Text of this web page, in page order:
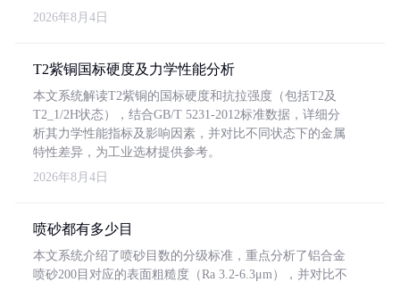
2026年8月4日
T2紫铜国标硬度及力学性能分析
本文系统解读T2紫铜的国标硬度和抗拉强度（包括T2及
T2_1/2H状态），结合GB/T 5231-2012标准数据，详细分
析其力学性能指标及影响因素，并对比不同状态下的金属
特性差异，为工业选材提供参考。
2026年8月4日
喷砂都有多少目
本文系统介绍了喷砂目数的分级标准，重点分析了铝合金
喷砂200目对应的表面粗糙度（Ra 3.2-6.3μm），并对比不